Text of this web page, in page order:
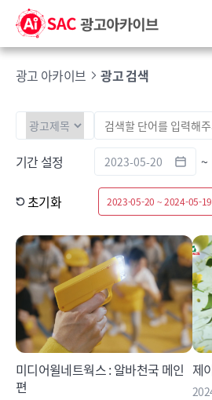
광고 아카이브 광고 검색
기간 설정 ~
초기화 2023-05-20 ~ 2024-05-19
미디어윌네트웍스 : 알바천국 메인
편
제